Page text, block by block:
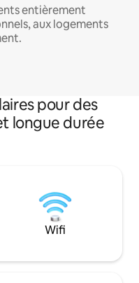
entièrement
aux logements
pour des
longue durée
Wifi